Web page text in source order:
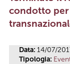
condotto per
Data: 14/07/
Tipologia: